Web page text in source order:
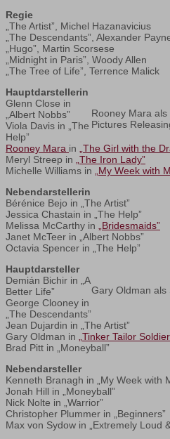
Regie
„The Artist”, Michel Hazanavicius
„The Descendants”, Alexander
„Hugo”, Martin Scorsese
„Midnight in Paris”, Woody Allen
„The Tree of Life”, Terrence Malick
Rooney Mara
Pictures
Hauptdarstellerin
Glenn Close in
„Albert Nobbs”
Viola Davis in „The
Help”
Rooney Mara in
„The Girl with the
Meryl Streep in
„The Iron Lady”
Michelle Williams in
„My Week with
Nebendarstellerin
Bérénice Bejo in „The Artist”
Jessica Chastain in „The Help”
Melissa McCarthy in
„Bridesmaids”
Janet McTeer in „Albert Nobbs”
Octavia Spencer in „The Help”
Gary Oldman als
Hauptdarsteller
Demián Bichir in „A
Better Life”
George Clooney in
„The Descendants”
Jean Dujardin in „The Artist”
Gary Oldman in
„Tinker Tailor
Brad Pitt in „Moneyball”
Nebendarsteller
Kenneth Branagh in „My Week with
Jonah Hill in „Moneyball”
Nick Nolte in „Warrior”
Christopher Plummer in „Beginners”
Max von Sydow in „Extremely Loud